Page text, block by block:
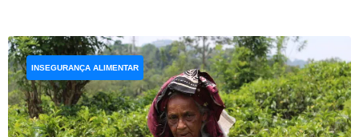
INSEGURANÇA ALIMENTAR